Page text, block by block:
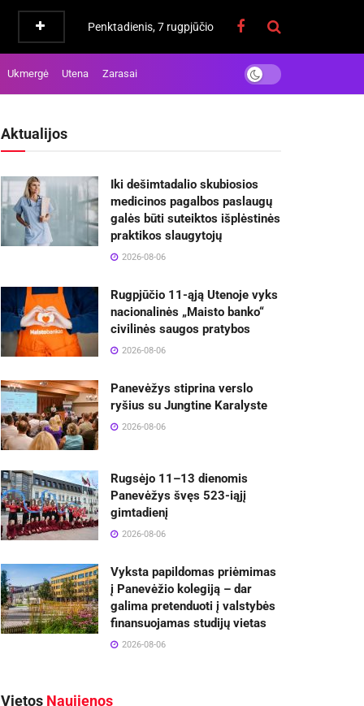
Penktadienis, 7 rugpjūčio
Ukmergė Utena Zarasai
Aktualijos
Iki dešimtadalio skubiosios
medicinos pagalbos paslaugų
galės būti suteiktos išplėstinės
praktikos slaugytojų
2026-08-06
Rugpjūčio 11-ąją Utenoje vyks
nacionalinės „Maisto banko“
civilinės saugos pratybos
2026-08-06
Panevėžys stiprina verslo
ryšius su Jungtine Karalyste
2026-08-06
Rugsėjo 11–13 dienomis
Panevėžys švęs 523-iąjį
gimtadienį
2026-08-06
Vyksta papildomas priėmimas
į Panevėžio kolegiją – dar
galima pretenduoti į valstybės
finansuojamas studijų vietas
2026-08-06
Vietos Naujienos